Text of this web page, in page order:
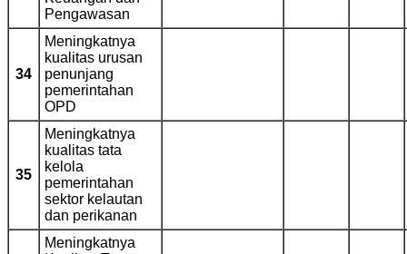
Pengawasan
34
Meningkatnya
kualitas urusan
penunjang
pemerintahan
OPD
35
Meningkatnya
kualitas tata
kelola
pemerintahan
sektor kelautan
dan perikanan
Meningkatnya